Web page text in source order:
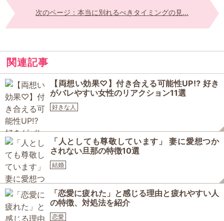
次のページ：本当に別れるべきタイミングの見...
関連記事
【両想い効果♡】付き合える可能性UP⁉ 好き
がバレやすい女性のリアクション11選
好きな人
「人としても尊敬しています」 妻に愛想つか
されない旦那の特徴10選
結婚
「恋愛に疲れた」と感じる理由と疲れやすい人
の特徴、対処法を紹介
恋愛